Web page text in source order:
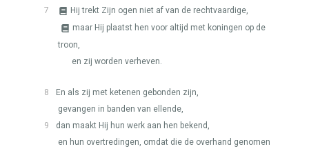
7
Hij trekt Zijn ogen niet af van de rechtvaardige,
maar Hij plaatst hen voor altijd met koningen op de
troon,
en zij worden verheven.
8
En als zij met ketenen gebonden zijn,
gevangen in banden van ellende,
9
dan maakt Hij hun werk aan hen bekend,
en hun overtredingen, omdat die de overhand genomen